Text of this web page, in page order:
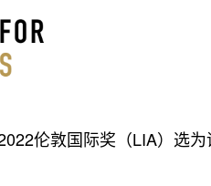
伦敦国际奖（LIA）选为